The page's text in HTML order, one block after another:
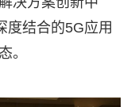
度结合的5G应用
。